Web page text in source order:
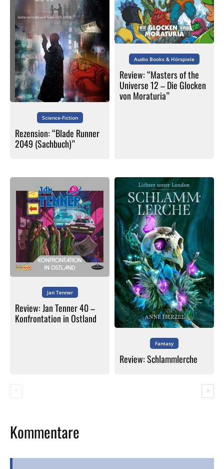
Science-Fiction
Rezension: “Blade Runner
2049 (Sachbuch)”
Audio Books & Hörspiele
Review: “Masters of the
Universe 12 – Die Glocken
von Moraturia”
Jan Tenner
Review: Jan Tenner 40 –
Konfrontation in Ostland
Fantasy
Review: Schlammlerche
Kommentare